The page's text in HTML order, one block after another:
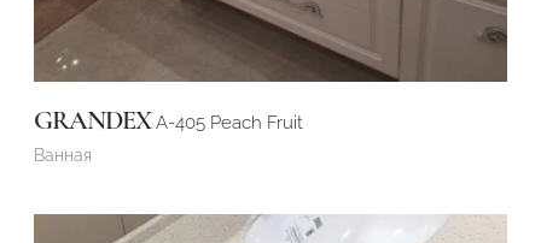
GRANDEXA-405 Peach Fruit
Ванная